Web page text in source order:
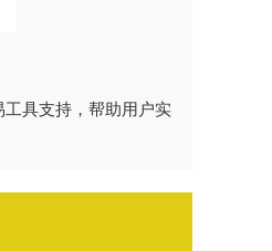
具支持，帮助用户实